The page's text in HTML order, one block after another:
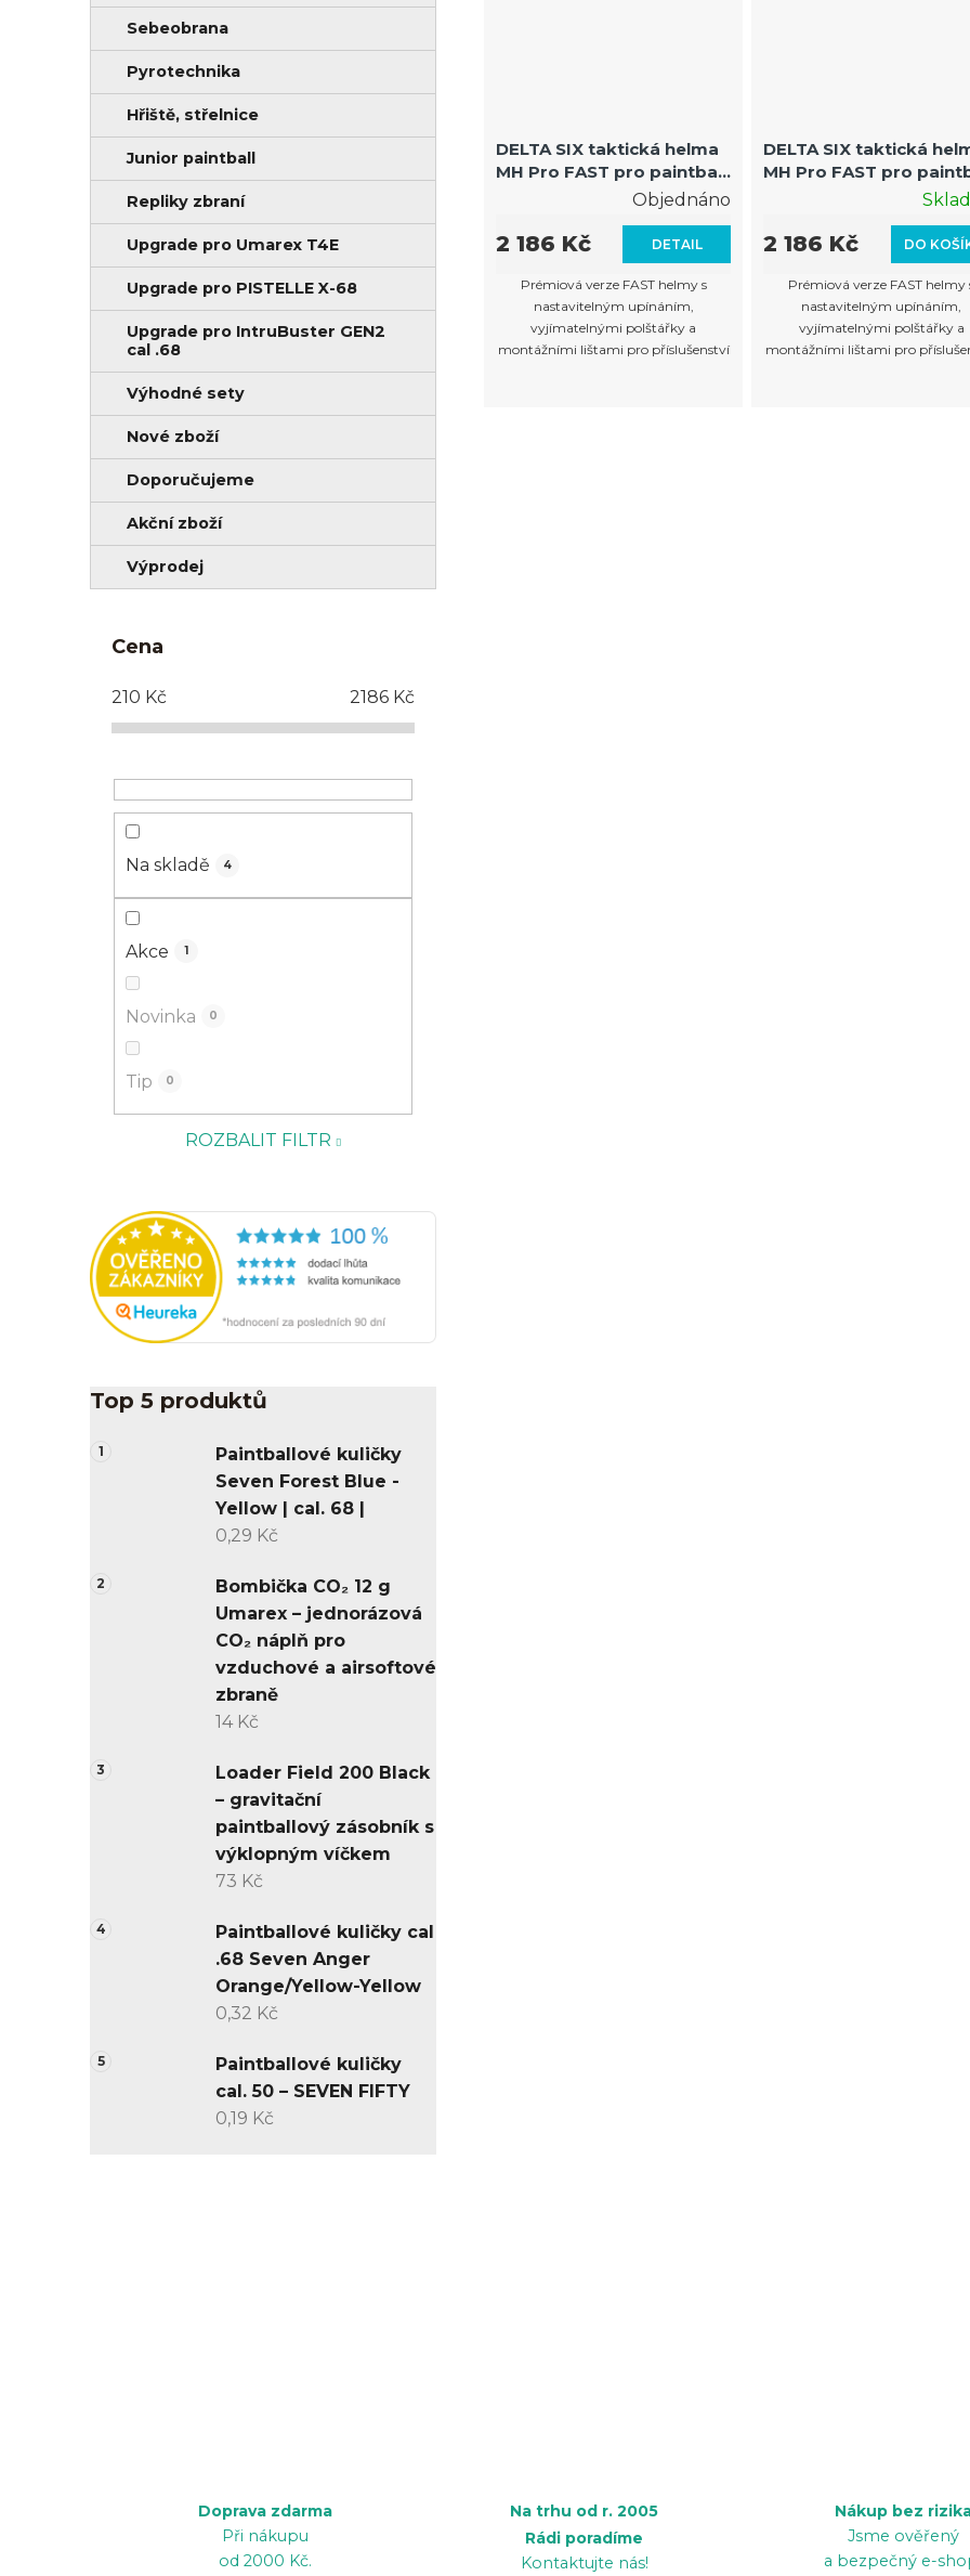
Sebeobrana
Pyrotechnika
Hřiště, střelnice
Junior paintball
Repliky zbraní
Upgrade pro Umarex T4E
Upgrade pro PISTELLE X-68
Upgrade pro IntruBuster GEN2
cal .68
Výhodné sety
Nové zboží
Doporučujeme
Akční zboží
Výprodej
Cena
210 Kč 2186 Kč
Na skladě 4
Akce 1
Novinka 0
Tip 0
ROZBALIT FILTR
Top 5 produktů
Paintballové kuličky
Seven Forest Blue -
Yellow | cal. 68 |
0,29 Kč
Bombička CO₂ 12 g
Umarex – jednorázová
CO₂ náplň pro
vzduchové a airsoftové
zbraně
14 Kč
Loader Field 200 Black
– gravitační
paintballový zásobník s
výklopným víčkem
73 Kč
Paintballové kuličky cal
.68 Seven Anger
Orange/Yellow-Yellow
0,32 Kč
Paintballové kuličky
cal. 50 – SEVEN FIFTY
0,19 Kč
DELTA SIX taktická helma
MH Pro FAST pro paintball
a airsoft (A-Tacs AU)Objednáno
DETAIL
2 186 Kč
Prémiová verze FAST helmy s
nastavitelným upínáním,
vyjímatelnými polštářky a
montážními lištami pro příslušenství
DELTA SIX taktická
MH Pro FAST pro
DO
2 186 Kč
Prémiová verze FAST helmy
nastavitelným upínáním,
vyjímatelnými polštářky a
montážními lištami pro
Doprava zdarma
Při nákupu
od 2000 Kč.
Na trhu od r. 2005
Rádi poradíme
Kontaktujte nás!
Nákup bez
Jsme ověřený
a bezpečný e-